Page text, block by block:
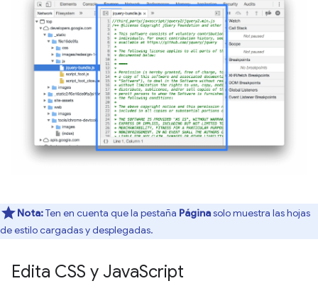
Nota:Ten en cuenta que la pestaña Páginasolo muestra las hojas
de estilo cargadas y desplegadas.
Edita CSS y JavaScript